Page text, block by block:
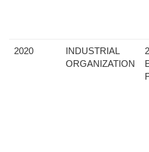
2020
INDUSTRIAL
ORGANIZATION